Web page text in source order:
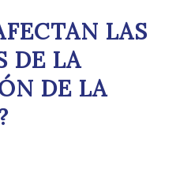
LAS
DE LA
DE LA